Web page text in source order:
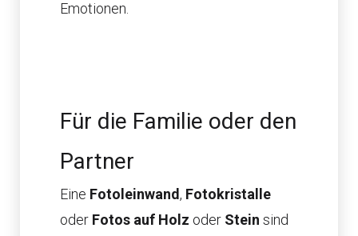
Emotionen.
Für die Familie oder den
Partner
Eine Fotoleinwand, Fotokristalle
oder Fotos auf Holz oder Stein sind